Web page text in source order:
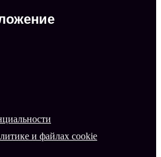
и файлах cookie